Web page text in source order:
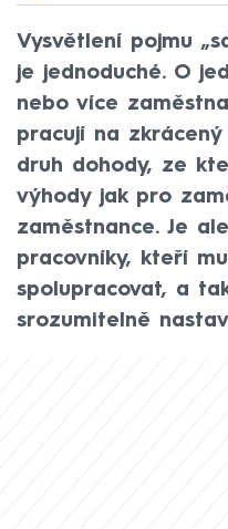
Vysvětlení pojmu
je jednoduché. O
nebo více
pracují na
druh dohody, ze
výhody jak pro
zaměstnance. Je
pracovníky, kteří
spolupracovat, a
srozumitelně